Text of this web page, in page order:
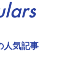
人気記事